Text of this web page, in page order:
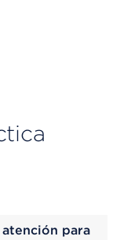
para